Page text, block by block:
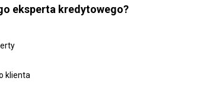
eksperta kredytowego?
klienta